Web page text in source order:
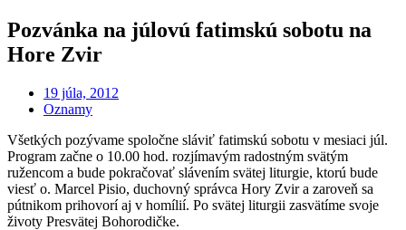
Pozvánka na júlovú fatimskú sobotu na
Hore Zvir
19 júla, 2012
Oznamy
Všetkých pozývame spoločne sláviť fatimskú sobotu v mesiaci júl.
Program začne o 10.00 hod. rozjímavým radostným svätým
ružencom a bude pokračovať slávením svätej liturgie, ktorú bude
viesť o. Marcel Pisio, duchovný správca Hory Zvir a zaroveň sa
pútnikom prihovorí aj v homílií. Po svätej liturgii zasvätíme svoje
životy Presvätej Bohorodičke.